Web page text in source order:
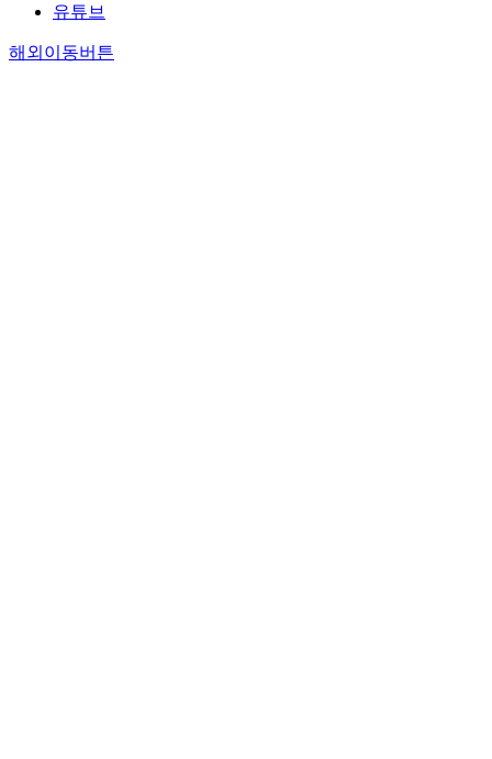
유튜브
해외이동버튼